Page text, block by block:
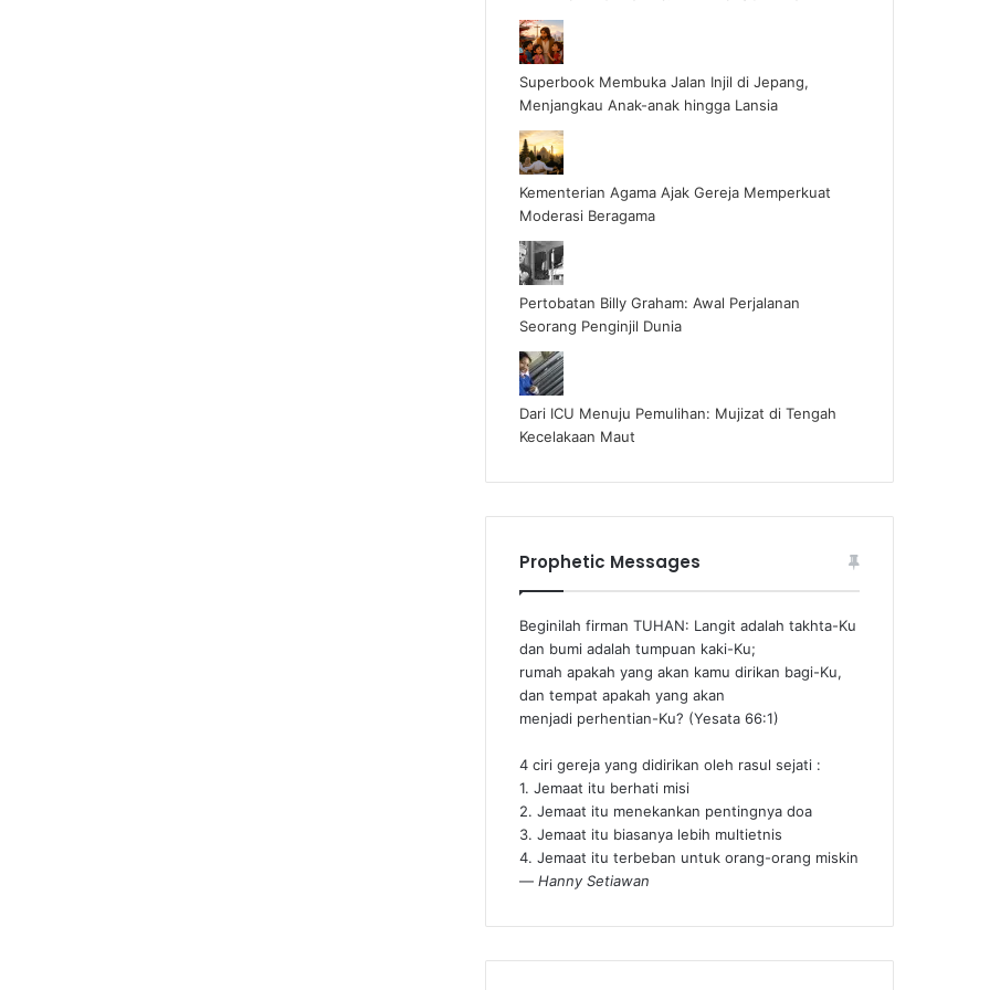
Superbook Membuka Jalan Injil di Jepang,
Menjangkau Anak-anak hingga Lansia
Kementerian Agama Ajak Gereja Memperkuat
Moderasi Beragama
Pertobatan Billy Graham: Awal Perjalanan
Seorang Penginjil Dunia
Dari ICU Menuju Pemulihan: Mujizat di Tengah
Kecelakaan Maut
Prophetic Messages
Beginilah firman TUHAN: Langit adalah takhta-Ku
dan bumi adalah tumpuan kaki-Ku;
rumah apakah yang akan kamu dirikan bagi-Ku,
dan tempat apakah yang akan
menjadi perhentian-Ku? (Yesata 66:1) ‪
4 ciri gereja yang didirikan oleh rasul sejati :
1. Jemaat itu berhati misi
2. Jemaat itu menekankan pentingnya doa
3. Jemaat itu biasanya lebih multietnis
4. Jemaat itu terbeban untuk orang-orang miskin
—Hanny Setiawan